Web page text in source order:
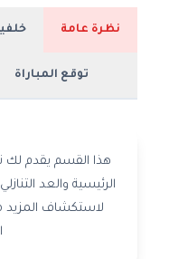
نظرة عامة
توقع المباراة
هذا القسم يقدم لك
الرئيسية والعد
لاستكشاف المزيد